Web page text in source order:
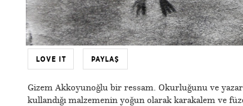
LOVE IT PAYLAŞ
Gizem Akkoyunoğlu bir ressam. Okurluğunu ve
kullandığı malzemenin yoğun olarak karakalem ve